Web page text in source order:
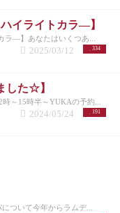
イライトカラ―】
ラ―】あなたはいくつあ...
334
2025/03/12
した☆】
～15時半～YUKAの予約...
191
2024/05/24
ついて今年からラムデ...